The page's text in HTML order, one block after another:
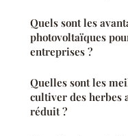
Quels sont les
photovoltaïques
entreprises ?
Quelles sont les
cultiver des herbes
réduit ?